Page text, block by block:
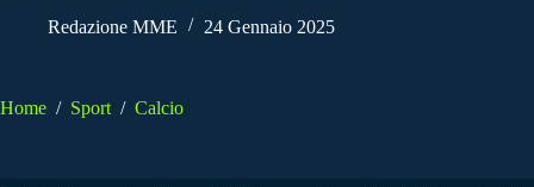
Redazione MME 24 Gennaio 2025
Home / Sport / Calcio